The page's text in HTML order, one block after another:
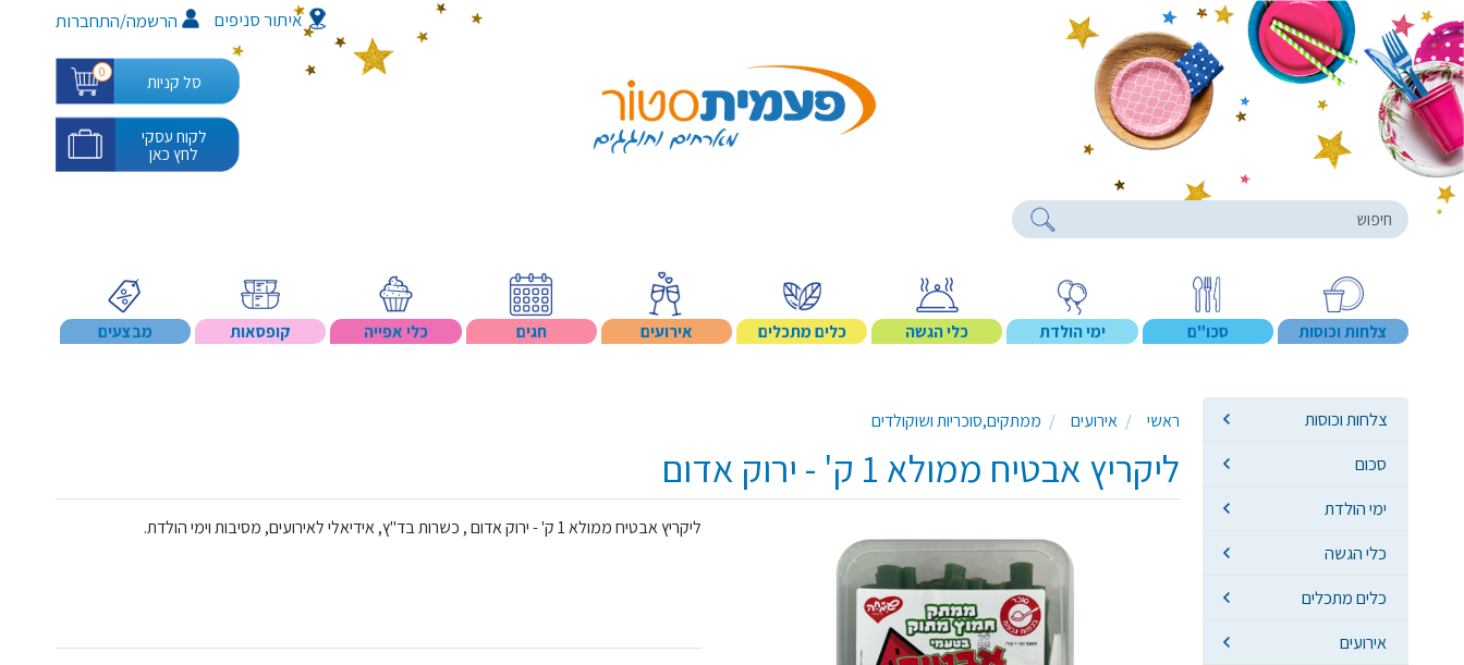
איתור סניפים הרשמה/התחברות
סל קניות 0
לקוח עסקי
לחץ כאן
Search products
צלחות וכוסות סכו"ם ימי הולדת כלי הגשה כלים מתכלים אירועים חגים כלי אפייה קופסאות מבצעים
צלחות וכוסות
סכום
ימי הולדת
כלי הגשה
כלים מתכלים
אירועים
ראשי אירועים ממתקים,סוכריות ושוקולדים
ליקריץ אבטיח ממולא 1 ק' - ירוק אדום
ליקריץ אבטיח ממולא 1 ק' - ירוק אדום , כשרות בד"ץ, אידיאלי לאירועים, מסיבות וימי הולדת.